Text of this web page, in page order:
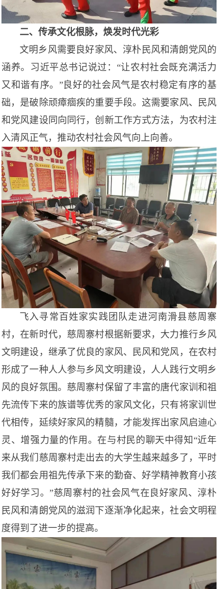
二、传承文化根脉，焕发时代光彩
文明乡风需要良好家风、淳朴民风和清朗党风的
涵养。习近平总书记说过： “让农村社会既充满活力
又和谐有序。”良好的社会风气是农村稳定有序的基
础，是破除顽瘴痼疾的重要手段。这需要家风、民风
和党风建设同向同行，创新工作方式方法，为农村注
入清风正气，推动农村社会风气向上向善。
飞入寻常百姓家实践团队走进河南滑县慈周寨
村，在新时代，慈周寨村根据新要求，大力推行乡风
文明建设，继承了优良的家风、民风和党风，在农村
形成了一种人人参与乡风文明建设，人人践行文明乡
风的良好氛围。慈周寨村保留了丰富的唐代家训和祖
先流传下来的族谱等优秀的家风文化，只有将家训世
代相传，延续好家风的精髓，才能发挥出家风启迪心
灵、增强力量的作用。在与村民的聊天中得知 “近年
来从我们慈周寨村走出去的大学生越来越多了，平时
我们都会用祖先传承下来的勤奋、好学精神教育小孩
好好学习。”慈周寨村的社会风气在良好家风、淳朴
民风和清朗党风的滋润下逐渐净化起来，社会文明程
度得到了进一步的提高。